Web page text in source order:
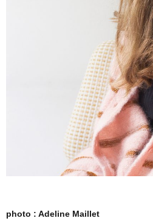
photo : Adeline Maillet